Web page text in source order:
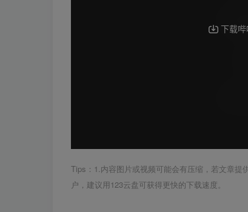
Tips：1.内容图片或视频可能会有压缩，若文章
户，建议用123云盘可获得更快的下载速度。